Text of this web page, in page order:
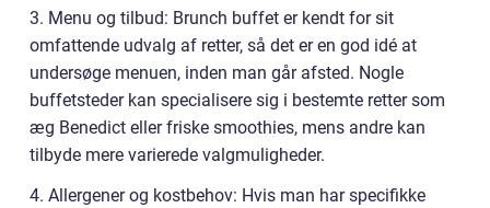
3. Menu og tilbud: Brunch buffet er kendt for sit
omfattende udvalg af retter, så det er en god idé at
undersøge menuen, inden man går afsted. Nogle
buffetsteder kan specialisere sig i bestemte retter som
æg Benedict eller friske smoothies, mens andre kan
tilbyde mere varierede valgmuligheder.
4. Allergener og kostbehov: Hvis man har specifikke